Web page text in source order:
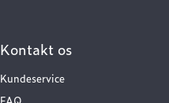
Kontakt os
Kundeservice
FAQ